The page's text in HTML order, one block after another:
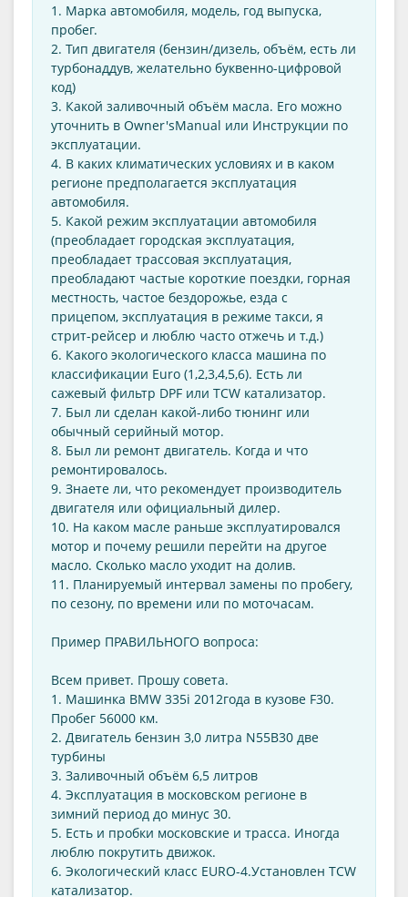
1. Марка автомобиля, модель, год выпуска,
пробег.
2. Тип двигателя (бензин/дизель, объём, есть ли
турбонаддув, желательно буквенно-цифровой
код)
3. Какой заливочный объём масла. Его можно
уточнить в Оwner'sManual или Инструкции по
эксплуатации.
4. В каких климатических условиях и в каком
регионе предполагается эксплуатация
автомобиля.
5. Какой режим эксплуатации автомобиля
(преобладает городская эксплуатация,
преобладает трассовая эксплуатация,
преобладают частые короткие поездки, горная
местность, частое бездорожье, езда с
прицепом, эксплуатация в режиме такси, я
стрит-рейсер и люблю часто отжечь и т.д.)
6. Какого экологического класса машина по
классификации Euro (1,2,3,4,5,6). Есть ли
сажевый фильтр DPF или TCW катализатор.
7. Был ли сделан какой-либо тюнинг или
обычный серийный мотор.
8. Был ли ремонт двигатель. Когда и что
ремонтировалось.
9. Знаете ли, что рекомендует производитель
двигателя или официальный дилер.
10. На каком масле раньше эксплуатировался
мотор и почему решили перейти на другое
масло. Сколько масло уходит на долив.
11. Планируемый интервал замены по пробегу,
по сезону, по времени или по моточасам.
Пример ПРАВИЛЬНОГО вопроса:
Всем привет. Прошу совета.
1. Машинка BMW 335i 2012года в кузове F30.
Пробег 56000 км.
2. Двигатель бензин 3,0 литра N55B30 две
турбины
3. Заливочный объём 6,5 литров
4. Эксплуатация в московском регионе в
зимний период до минус 30.
5. Есть и пробки московские и трасса. Иногда
люблю покрутить движок.
6. Экологический класс EURO-4.Установлен TCW
катализатор.